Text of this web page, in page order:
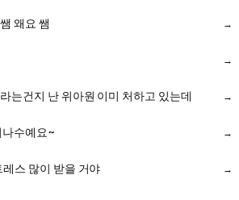
왜요 쌤
는건지 난 위아원 이미 처하고 있는데
나수예요~
스 많이 받을 거야